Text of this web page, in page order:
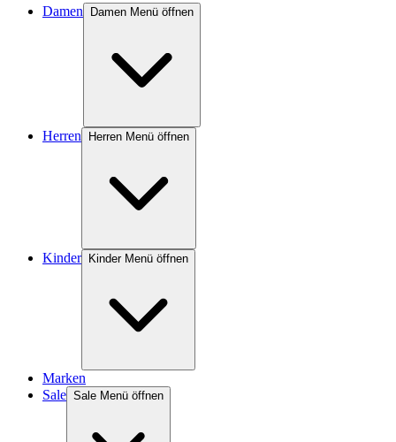
Damen Damen Menü öffnen
Herren Herren Menü öffnen
Kinder Kinder Menü öffnen
Marken
Sale Sale Menü öffnen